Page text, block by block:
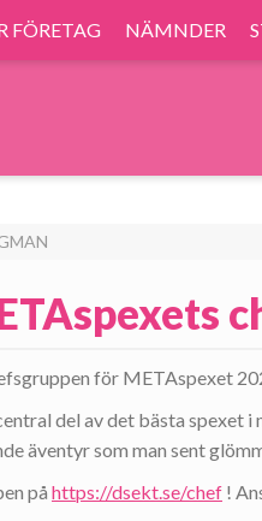
FÖRETAG NÄMNDER
för METAspexet
del av det bästa spexet
äventyr som man sent
på https://dsekt.se/chef !